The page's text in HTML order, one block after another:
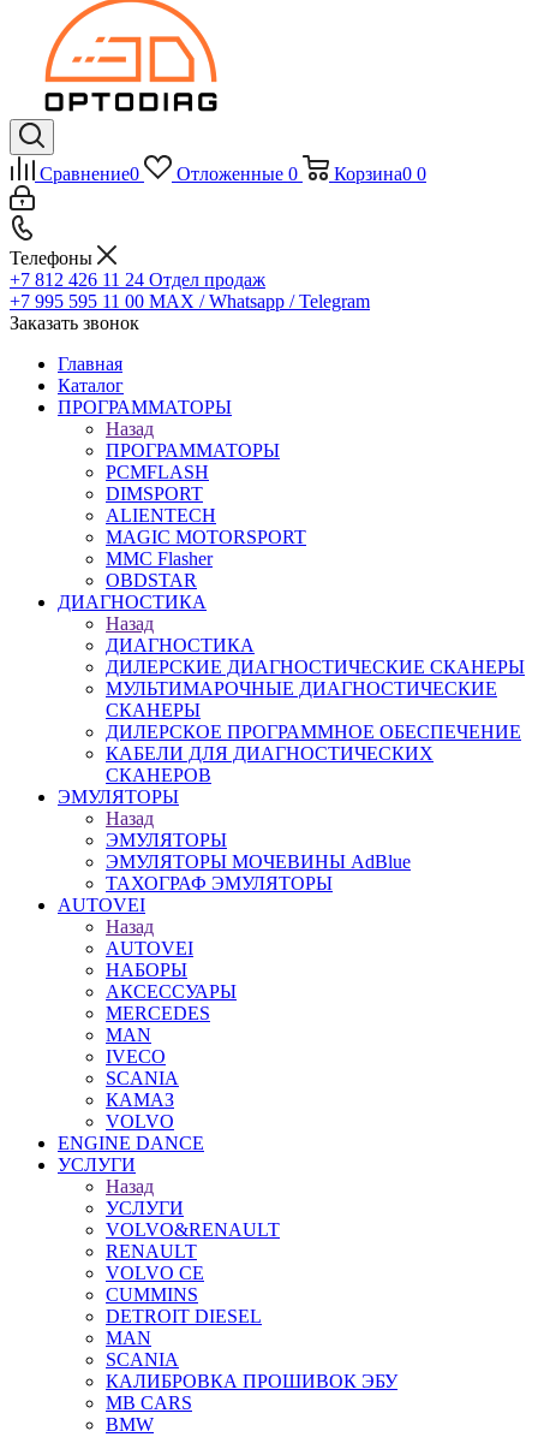
Сравнение0 Отложенные 0 Корзина0 0
Телефоны
+7 812 426 11 24 Отдел продаж
+7 995 595 11 00 MAX / Whatsapp / Telegram
Заказать звонок
Главная
Каталог
ПРОГРАММАТОРЫ
Назад
ПРОГРАММАТОРЫ
PCMFLASH
DIMSPORT
ALIENTECH
MAGIC MOTORSPORT
MMC Flasher
OBDSTAR
ДИАГНОСТИКА
Назад
ДИАГНОСТИКА
ДИЛЕРСКИЕ ДИАГНОСТИЧЕСКИЕ СКАНЕРЫ
МУЛЬТИМАРОЧНЫЕ ДИАГНОСТИЧЕСКИЕ
СКАНЕРЫ
ДИЛЕРСКОЕ ПРОГРАММНОЕ ОБЕСПЕЧЕНИЕ
КАБЕЛИ ДЛЯ ДИАГНОСТИЧЕСКИХ
СКАНЕРОВ
ЭМУЛЯТОРЫ
Назад
ЭМУЛЯТОРЫ
ЭМУЛЯТОРЫ МОЧЕВИНЫ АdBlue
ТАХОГРАФ ЭМУЛЯТОРЫ
AUTOVEI
Назад
AUTOVEI
НАБОРЫ
АКСЕССУАРЫ
MERCEDES
MAN
IVECO
SCANIA
КАМАЗ
VOLVO
ENGINE DANCE
УСЛУГИ
Назад
УСЛУГИ
VOLVO&RENAULT
RENAULT
VOLVO CE
CUMMINS
DETROIT DIESEL
MAN
SCANIA
КАЛИБРОВКА ПРОШИВОК ЭБУ
MB CARS
BMW